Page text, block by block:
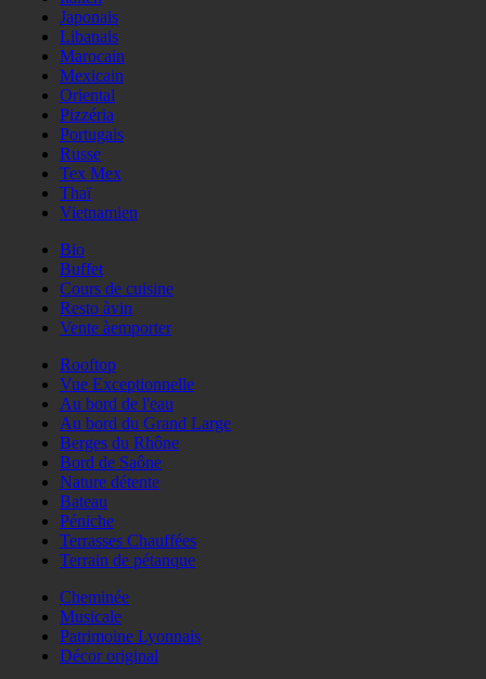
Japonais
Libanais
Marocain
Mexicain
Oriental
Pizzéria
Portugais
Russe
Tex Mex
Thaï
Vietnamien
Bio
Buffet
Cours de cuisine
Resto àvin
Vente àemporter
Rooftop
Vue Exceptionnelle
Au bord de l'eau
Au bord du Grand Large
Berges du Rhône
Bord de Saône
Nature détente
Bateau
Péniche
Terrasses Chauffées
Terrain de pétanque
Cheminée
Musicale
Patrimoine Lyonnais
Décor original